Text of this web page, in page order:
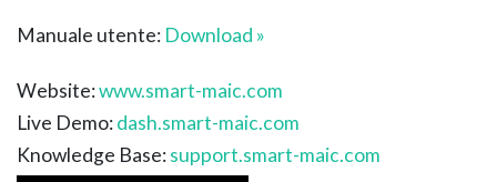
Manuale utente: Download »
Website:www.smart-maic.com
Live Demo:dash.smart-maic.com
Knowledge Base:support.smart-maic.com